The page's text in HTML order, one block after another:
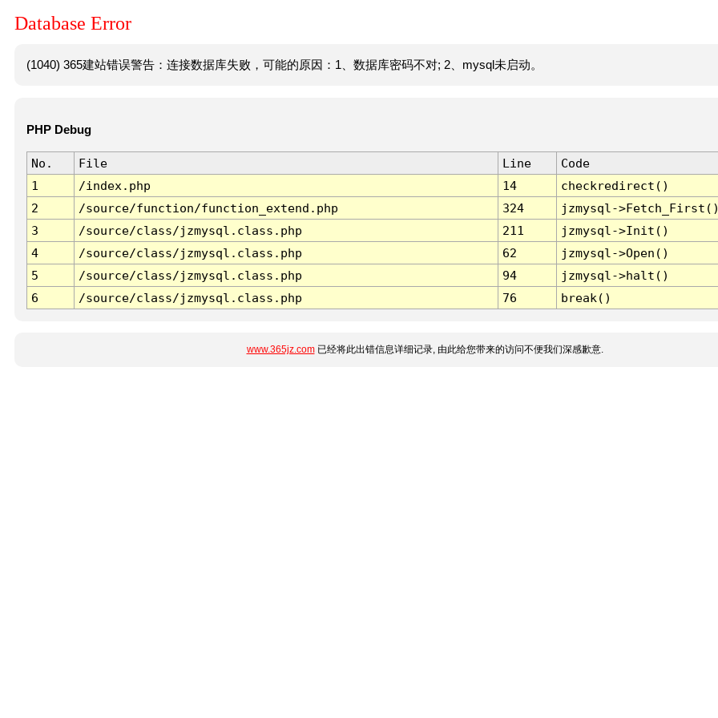
Database Error
(1040) 365建站错误警告：连接数据库失败，可能的原因：1、数据库密码不对; 2、mysql未启动。
PHP Debug
No. File Line
Code
1
/index.php 14
checkredirect()
2
/source/function/function_extend.php 324
jzmysql-
3
/source/class/jzmysql.class.php 211
jzmysql->Init()
4
/source/class/jzmysql.class.php 62
jzmysql->Open()
5
/source/class/jzmysql.class.php 94
jzmysql->halt()
6
/source/class/jzmysql.class.php 76 break()
www.365jz.com已经将此出错信息详细记录, 由此给您带来的访问不便我们深感歉意.